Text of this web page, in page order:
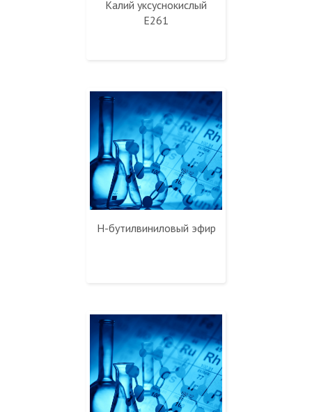
Калий уксуснокислый
E261
Н-бутилвиниловый эфир